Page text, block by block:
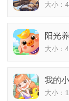
大小：
阳光
大小：
我的
大小：